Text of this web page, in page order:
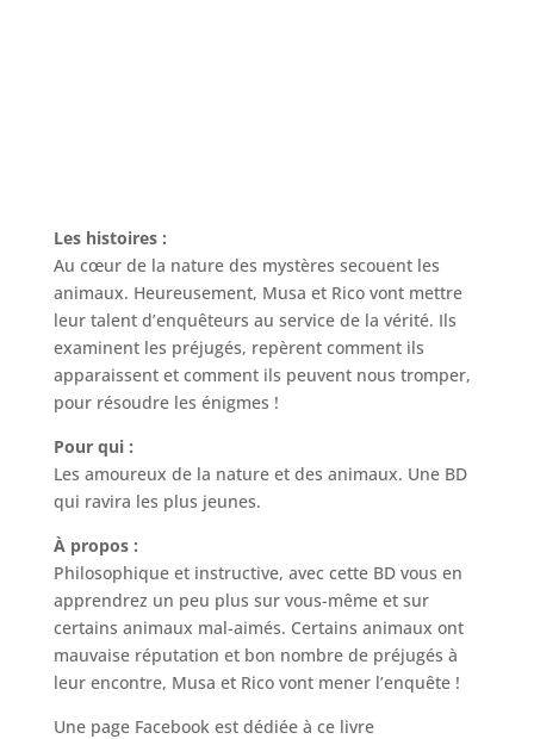
Les histoires :
Au cœur de la nature des mystères secouent les
animaux. Heureusement, Musa et Rico vont mettre
leur talent d’enquêteurs au service de la vérité. Ils
examinent les préjugés, repèrent comment ils
apparaissent et comment ils peuvent nous tromper,
pour résoudre les énigmes !
Pour qui :
Les amoureux de la nature et des animaux. Une BD
qui ravira les plus jeunes.
À propos :
Philosophique et instructive, avec cette BD vous en
apprendrez un peu plus sur vous-même et sur
certains animaux mal-aimés. Certains animaux ont
mauvaise réputation et bon nombre de préjugés à
leur encontre, Musa et Rico vont mener l’enquête !
Une page Facebook est dédiée à ce livre